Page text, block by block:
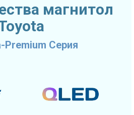
магнитол
Premium Серия